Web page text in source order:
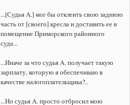
...[Судья A.] мог бы отклеить свою заднюю
часть от [своего] кресла и доставить ее в
помещение Приморского районного
суда...
...Иначе за что судья A. получает такую
зарплату, которую я обеспечиваю в
качестве налогоплательщика?..
...Но судья A. просто отбросил мою